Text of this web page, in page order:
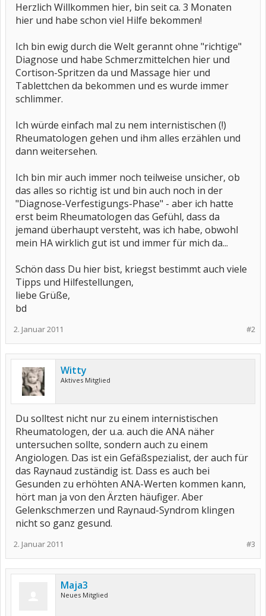
Herzlich Willkommen hier, bin seit ca. 3 Monaten
hier und habe schon viel Hilfe bekommen!
Ich bin ewig durch die Welt gerannt ohne "richtige"
Diagnose und habe Schmerzmittelchen hier und
Cortison-Spritzen da und Massage hier und
Tablettchen da bekommen und es wurde immer
schlimmer.
Ich würde einfach mal zu nem internistischen (!)
Rheumatologen gehen und ihm alles erzählen und
dann weitersehen.
Ich bin mir auch immer noch teilweise unsicher, ob
das alles so richtig ist und bin auch noch in der
"Diagnose-Verfestigungs-Phase" - aber ich hatte
erst beim Rheumatologen das Gefühl, dass da
jemand überhaupt versteht, was ich habe, obwohl
mein HA wirklich gut ist und immer für mich da...
Schön dass Du hier bist, kriegst bestimmt auch viele
Tipps und Hilfestellungen,
liebe Grüße,
bd
#2
2. Januar 2011
Witty
Aktives Mitglied
Du solltest nicht nur zu einem internistischen
Rheumatologen, der u.a. auch die ANA näher
untersuchen sollte, sondern auch zu einem
Angiologen. Das ist ein Gefäßspezialist, der auch für
das Raynaud zuständig ist. Dass es auch bei
Gesunden zu erhöhten ANA-Werten kommen kann,
hört man ja von den Ärzten häufiger. Aber
Gelenkschmerzen und Raynaud-Syndrom klingen
nicht so ganz gesund.
#3
2. Januar 2011
Maja3
Neues Mitglied